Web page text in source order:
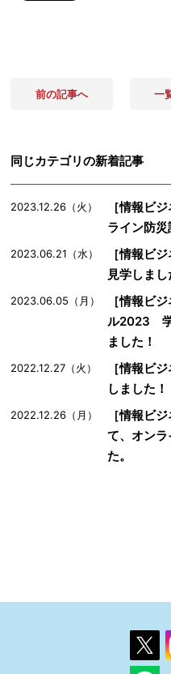
前の記事へ 一
同じカテゴリの新着記事
2023.12.26（火）
［情報ビ
ライン防災
2023.06.21（水）
［情報ビ
見学しまし
2023.06.05（月）
［情報ビ
ル2023 学
ました！
2022.12.27（火）
［情報ビ
しました！
2022.12.26（月）
［情報ビ
て、オン
た。